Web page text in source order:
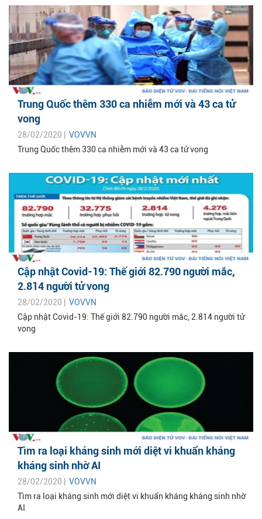
Trung Quốc thêm 330 ca nhiễm mới và 43 ca tử
vong
28/02/2020 | VOVVN
Trung Quốc thêm 330 ca nhiễm mới và 43 ca tử vong
Cập nhật Covid-19: Thế giới 82.790 người mắc,
2.814 người tử vong
28/02/2020 | VOVVN
Cập nhật Covid-19: Thế giới 82.790 người mắc, 2.814 người tử
vong
Tìm ra loại kháng sinh mới diệt vi khuẩn kháng
kháng sinh nhờ AI
28/02/2020 | VOVVN
Tìm ra loại kháng sinh mới diệt vi khuẩn kháng kháng sinh nhờ
AI